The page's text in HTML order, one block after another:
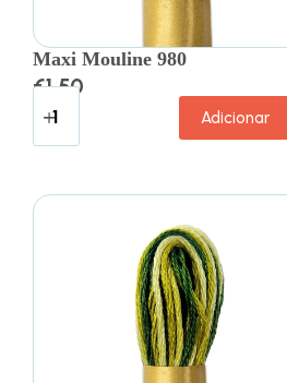
Maxi Mouline 980
€1.50
Adicionar